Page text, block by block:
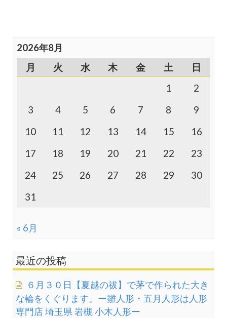
2026年8月
月 火 水 木 金 土
日
1
2
3
4 5 6 7 8
9
10
11 12 13 14 15
16
17
18 19 20 21 22
23
24
25 26 27 28 29
30
31
« 6月
最近の投稿
６月３０日【夏越の祓】で茅で作られた大き
な輪をくぐります。ー雛人形・五月人形は人形
専門店 埼玉県 岩槻 小木人形ー